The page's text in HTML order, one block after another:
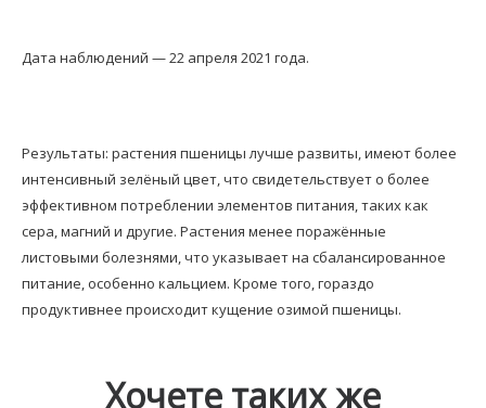
Дата наблюдений — 22 апреля 2021 года.
Результаты: растения пшеницы лучше развиты, имеют более
интенсивный зелёный цвет, что свидетельствует о более
эффективном потреблении элементов питания, таких как
сера, магний и другие. Растения менее поражённые
листовыми болезнями, что указывает на сбалансированное
питание, особенно кальцием. Кроме того, гораздо
продуктивнее происходит кущение озимой пшеницы.
Хочете таких же